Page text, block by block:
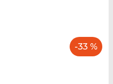
-33 %